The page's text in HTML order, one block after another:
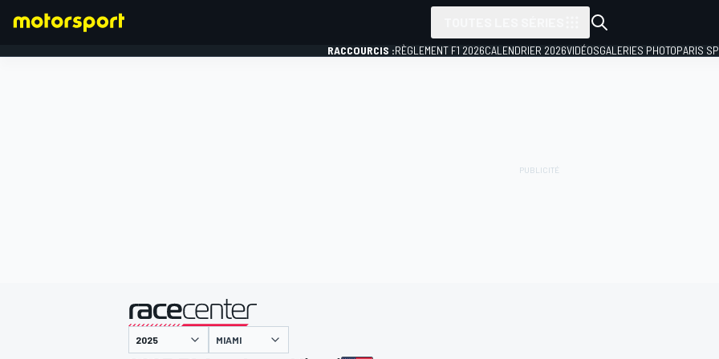
RACCOURCIS :RÈGLEMENT F1 2026CALENDRIER 2026VIDÉOSGALERIES PHOTOPARIS
présenté par
MIAMI